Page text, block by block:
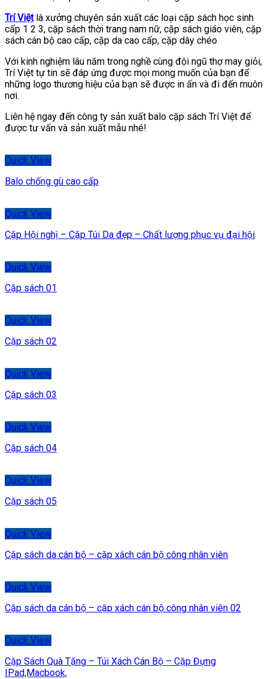
Trí Việtlà xưởng chuyên sản xuất các loại cặp sách học sinh
cấp 1 2 3, cặp sách thời trang nam nữ, cặp sách giáo viên, cặp
sách cán bộ cao cấp, cặp da cao cấp, cặp dây chéo
Với kinh nghiệm lâu năm trong nghề cùng đội ngũ thợ may giỏi,
Trí Việt tự tin sẽ đáp ứng được mọi mong muốn của bạn để
những logo thương hiệu của bạn sẽ được in ấn và đi đến muôn
nơi.
Liên hệ ngay đến công ty sản xuất balo cặp sách Trí Việt để
được tư vấn và sản xuất mẫu nhé!
Quick View
Balo chống gù cao cấp
Quick View
Cặp Hội nghị – Cặp Túi Da đẹp – Chất lượng phục vụ đại hội
Quick View
Cặp sách 01
Quick View
Cặp sách 02
Quick View
Cặp sách 03
Quick View
Cặp sách 04
Quick View
Cặp sách 05
Quick View
Cặp sách da cán bộ – cặp xách cán bộ công nhân viên
Quick View
Cặp sách da cán bộ – cặp xách cán bộ công nhân viên 02
Quick View
Cặp Sách Quà Tặng – Túi Xách Cán Bộ – Cặp Đựng
IPad,Macbook,